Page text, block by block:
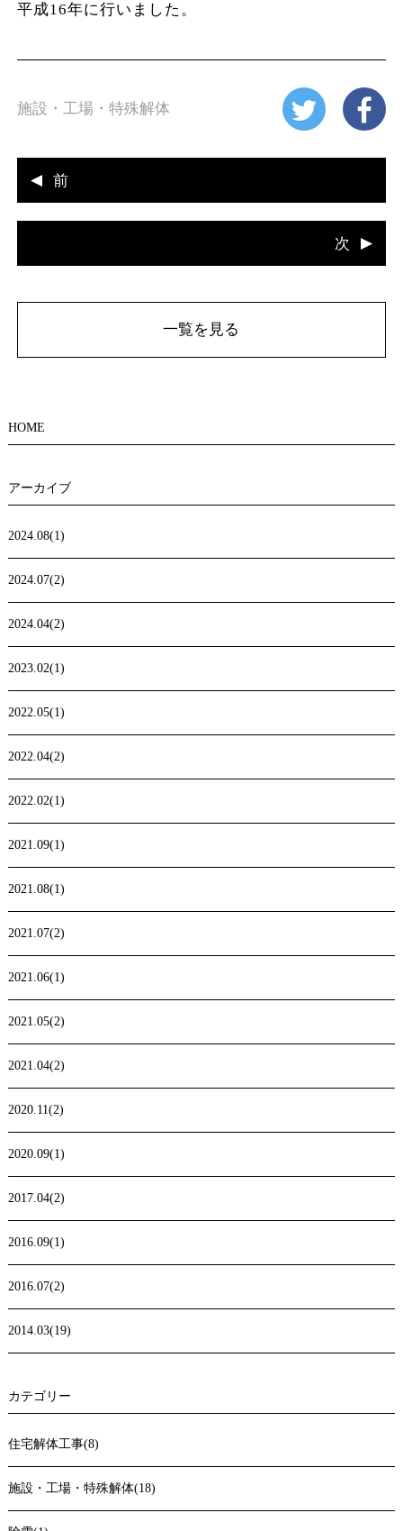
平成16年に行いました。
施設・工場・特殊解体
前
次
一覧を見る
HOME
アーカイブ
2024.08(1)
2024.07(2)
2024.04(2)
2023.02(1)
2022.05(1)
2022.04(2)
2022.02(1)
2021.09(1)
2021.08(1)
2021.07(2)
2021.06(1)
2021.05(2)
2021.04(2)
2020.11(2)
2020.09(1)
2017.04(2)
2016.09(1)
2016.07(2)
2014.03(19)
カテゴリー
住宅解体工事(8)
施設・工場・特殊解体(18)